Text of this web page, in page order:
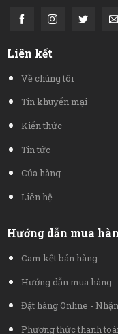
Liên kết
Về chúng tôi
Tin khuyến mại
Kiến thức
Tin tức
Của hàng
Liên hệ
Hướng dẫn mua
Cam kết bán hàng
Hướng dẫn mua hàng
Đặt hàng Online -
Phương thức thanh